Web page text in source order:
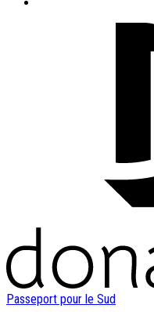
Passeport pour le Sud